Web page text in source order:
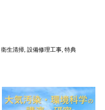
衛生清掃, 設備修理工事, 特典